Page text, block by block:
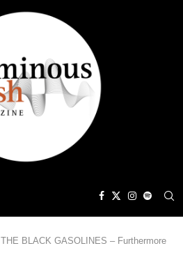
THE BLACK GASOLINES – Furthermore